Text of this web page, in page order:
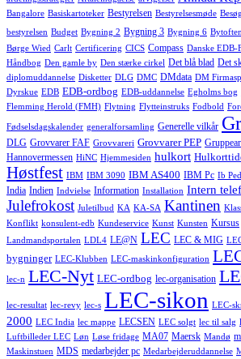
Bangalore Basiskartoteker Bestyrelsen Bestyrelsesmøde Besøg
bestyrelsen Budget Bygning 2 Bygning 3 Bygning 6
Børge Wied Carlt Certificering CICS Compass Danske EDB-
Håndbog Den gamle by Den stærke cirkel Det blå blad Det
diplomuddannelse Disketter DLG DMC DMdata DM
Dyrskue EDB EDB-ordbog EDB-uddannelse Egholms bog
Flemming Herold (FMH) Flytning Flytteinstruks Fodbold
Fødselsdagskalender generalforsamling Generelle vilkår
DLG Grovvarer FAF Grovvareri Grovvarer PEP
Hannovermessen HiNC Hjemmesiden hulkort
Høstfest IBM IBM 3090 IBM AS400 IBM Pc Ib
India Indien Indvielse Information Installation Intern
Julefrokost Juletilbud KA KA-SA Kantinen
Konflikt konsulent-edb Kundeservice Kunst Kunsten Kursus
Landmandsportalen LDL4 LE@N LEC LEC & MIG
bygninger LEC-Klubben LEC-maskinkonfiguration
lec-n LEC-Nyt LEC-ordbog lec-organisation
lec-resultat lec-revy lec-s LEC-sikon LEC-
2000 LEC India lec mappe LECSEN LEC solgt lec til salg
Luftbilleder LEC Løn Løse fridage MA07 Maersk Mandø
Maskinstuen MDS medarbejder pc Medarbejderuddannelse